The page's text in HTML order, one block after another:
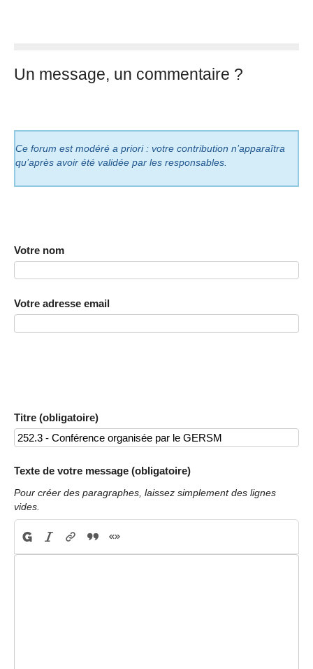
Un message, un commentaire ?
Ce forum est modéré a priori : votre contribution n’apparaîtra
qu’après avoir été validée par les responsables.
Votre nom
Votre adresse email
Titre (obligatoire)
Texte de votre message (obligatoire)
Pour créer des paragraphes, laissez simplement des lignes
vides.